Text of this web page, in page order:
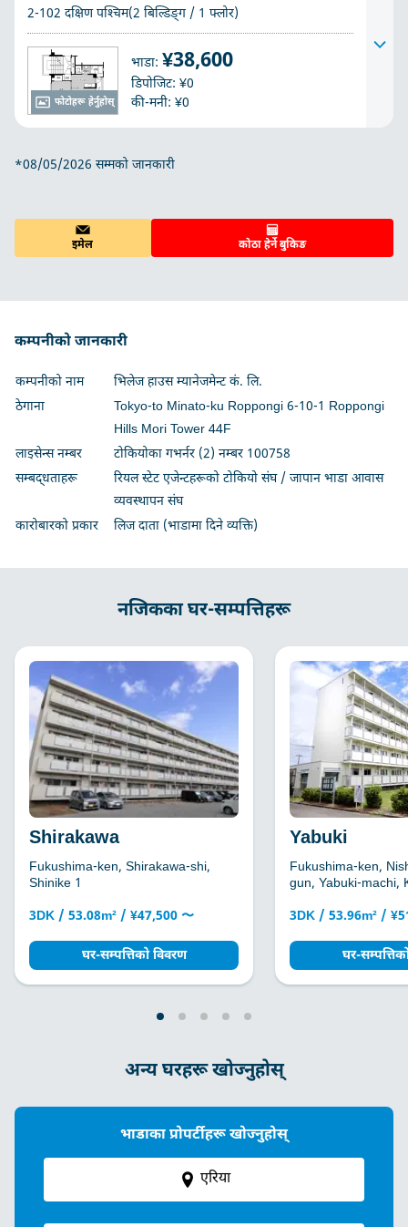
फोटोहरू हेर्नुहोस्
2-102 दक्षिण पश्चिम(2 बिल्डिङ्ग / 1 फ्लोर)
भाडा: ¥38,600
डिपोजिट: ¥0
की-मनी: ¥0
*08/05/2026 सम्मको जानकारी
इमेल कोठा हेर्ने बुकिङ
कम्पनीको जानकारी
कम्पनीको नाम
भिलेज हाउस म्यानेजमेन्ट कं. लि.
ठेगाना
Tokyo-to Minato-ku Roppongi 6-10-1 Roppongi
Hills Mori Tower 44F
लाइसेन्स नम्बर
टोकियोका गभर्नर (2) नम्बर 100758
सम्बद्धताहरू
रियल स्टेट एजेन्टहरूको टोकियो संघ / जापान भाडा आवास
व्यवस्थापन संघ
कारोबारको प्रकार
लिज दाता (भाडामा दिने व्यक्ति)
नजिकका घर-सम्पत्तिहरू
Shirakawa
Fukushima-ken, Shirakawa-shi,
Shinike 1
3DK / 53.08m² / ¥47,500 〜
घर-सम्पत्तिको विवरण
Yabuki
Fukushima-ken,
gun, Yabuki-machi,
3DK / 53.96m² /
घर-
अन्य घरहरू खोज्नुहोस्
भाडाका प्रोपर्टीहरू खोज्नुहोस्
एरिया